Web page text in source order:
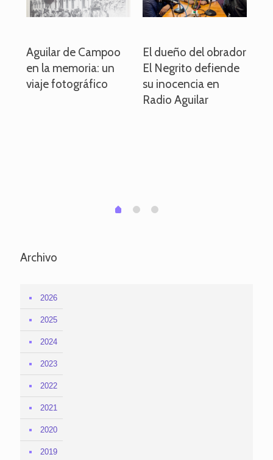
Aguilar de Campoo
en la memoria: un
viaje fotográfico
El dueño del obrador
El Negrito defiende
su inocencia en
Radio Aguilar
0 1 2
Archivo
2026
2025
2024
2023
2022
2021
2020
2019